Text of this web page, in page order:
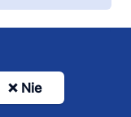
Nie